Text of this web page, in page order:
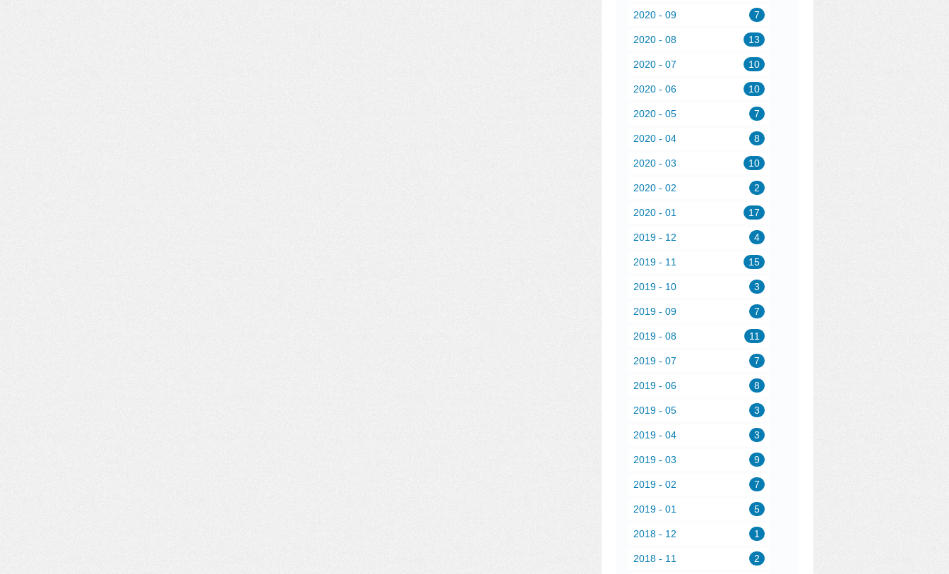
2020 - 09 7
2020 - 08 13
2020 - 07 10
2020 - 06 10
2020 - 05 7
2020 - 04 8
2020 - 03 10
2020 - 02 2
2020 - 01 17
2019 - 12 4
2019 - 11 15
2019 - 10 3
2019 - 09 7
2019 - 08 11
2019 - 07 7
2019 - 06 8
2019 - 05 3
2019 - 04 3
2019 - 03 9
2019 - 02 7
2019 - 01 5
2018 - 12 1
2018 - 11 2